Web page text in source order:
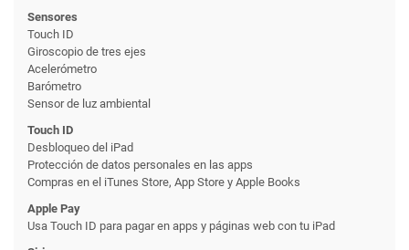
Sensores
Touch ID
Giroscopio de tres ejes
Acelerómetro
Barómetro
Sensor de luz ambiental
Touch ID
Desbloqueo del iPad
Protección de datos personales en las apps
Compras en el iTunes Store, App Store y Apple Books
Apple Pay
Usa Touch ID para pagar en apps y páginas web con tu iPad